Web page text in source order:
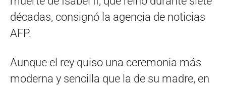
décadas, consignó la agencia de noticias
AFP.
Aunque el rey quiso una ceremonia más
moderna y sencilla que la de su madre, en